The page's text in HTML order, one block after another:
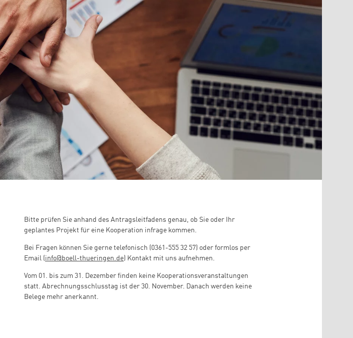
Bitte prüfen Sie anhand des Antragsleitfadens genau, ob Sie oder Ihr
geplantes Projekt für eine Kooperation infrage kommen.
Bei Fragen können Sie gerne telefonisch (0361-555 32 57) oder formlos per
Email (info@boell-thueringen.de) Kontakt mit uns aufnehmen.
Vom 01. bis zum 31. Dezember finden keine Kooperationsveranstaltungen
statt. Abrechnungsschlusstag ist der 30. November. Danach werden keine
Belege mehr anerkannt.